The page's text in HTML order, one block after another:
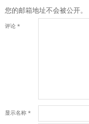
您的邮箱地址不会被公开。
评论 *
显示名称 *